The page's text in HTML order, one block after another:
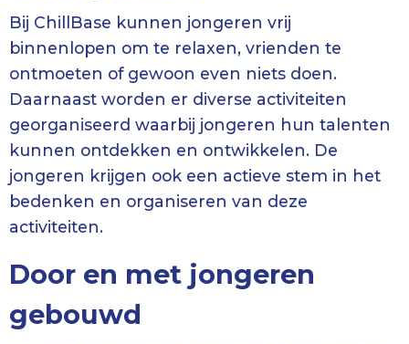
Bij ChillBase kunnen jongeren vrij
binnenlopen om te relaxen, vrienden te
ontmoeten of gewoon even niets doen.
Daarnaast worden er diverse activiteiten
georganiseerd waarbij jongeren hun talenten
kunnen ontdekken en ontwikkelen. De
jongeren krijgen ook een actieve stem in het
bedenken en organiseren van deze
activiteiten.
Door en met jongeren
gebouwd